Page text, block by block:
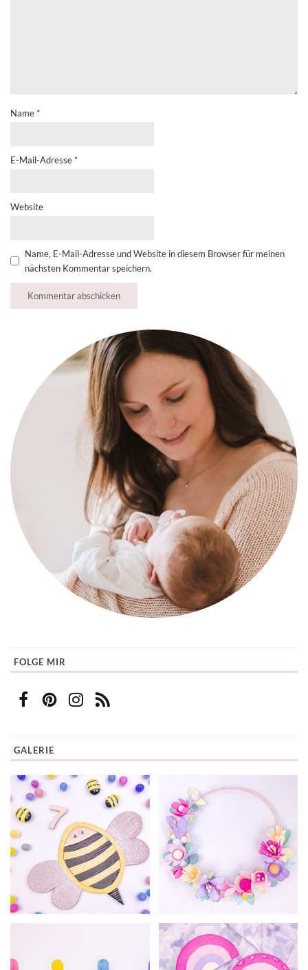
Name *
E-Mail-Adresse *
Website
Name, E-Mail-Adresse und Website in diesem Browser für meinen
nächsten Kommentar speichern.
FOLGE MIR
GALERIE